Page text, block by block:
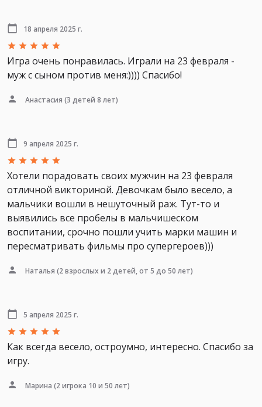
18 апреля 2025 г.
Игра очень понравилась. Играли на 23 февраля -
муж с сыном против меня:)))) Спасибо!
Анастасия (3 детей 8 лет)
9 апреля 2025 г.
Хотели порадовать своих мужчин на 23 февраля
отличной викториной. Девочкам было весело, а
мальчики вошли в нешуточный раж. Тут-то и
выявились все пробелы в мальчишеском
воспитании, срочно пошли учить марки машин и
пересматривать фильмы про супергероев)))
Наталья (2 взрослых и 2 детей, от 5 до 50 лет)
5 апреля 2025 г.
Как всегда весело, остроумно, интересно. Спасибо за
игру.
Марина (2 игрока 10 и 50 лет)